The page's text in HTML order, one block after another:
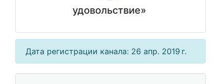
удовольствие»
Дата регистрации канала: 26 апр. 2019 г.